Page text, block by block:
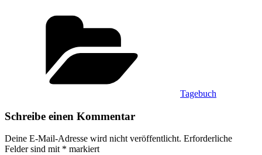
Tagebuch
Schreibe einen Kommentar
Deine E-Mail-Adresse wird nicht veröffentlicht. Erforderliche
Felder sind mit * markiert